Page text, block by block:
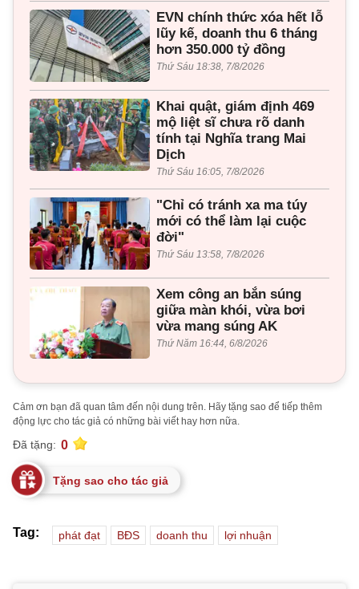
EVN chính thức xóa hết lỗ
lũy kế, doanh thu 6 tháng
hơn 350.000 tỷ đồng
Thứ Sáu 18:38, 7/8/2026
Khai quật, giám định 469
mộ liệt sĩ chưa rõ danh
tính tại Nghĩa trang Mai
Dịch
Thứ Sáu 16:05, 7/8/2026
"Chỉ có tránh xa ma túy
mới có thể làm lại cuộc
đời"
Thứ Sáu 13:58, 7/8/2026
Xem công an bắn súng
giữa màn khói, vừa bơi
vừa mang súng AK
Thứ Năm 16:44, 6/8/2026
Cảm ơn bạn đã quan tâm đến nội dung trên. Hãy tặng sao để tiếp thêm
động lực cho tác giả có những bài viết hay hơn nữa.
Đã tặng: 0
Tặng sao cho tác giả
Tag: phát đạt BĐS doanh thu lợi nhuận